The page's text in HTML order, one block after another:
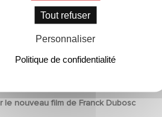
le nouveau film de Franck Dubosc
Tout refuser
Personnaliser
Politique de confidentialité